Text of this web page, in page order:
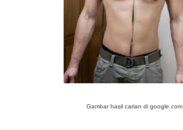
Gambar hasil carian di google.com